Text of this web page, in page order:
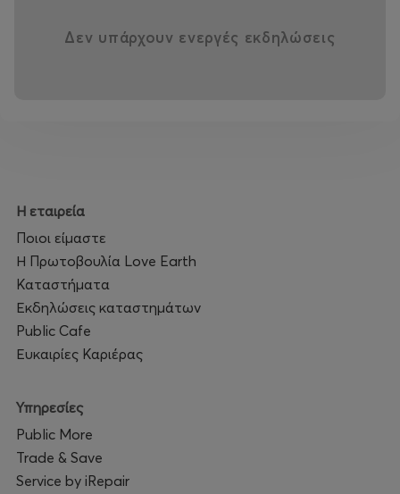
Δεν υπάρχουν ενεργές εκδηλώσεις
Η εταιρεία
Ποιοι είμαστε
Η Πρωτοβουλία Love Earth
Καταστήματα
Εκδηλώσεις καταστημάτων
Public Cafe
Ευκαιρίες Καριέρας
Υπηρεσίες
Public More
Trade & Save
Service by iRepair